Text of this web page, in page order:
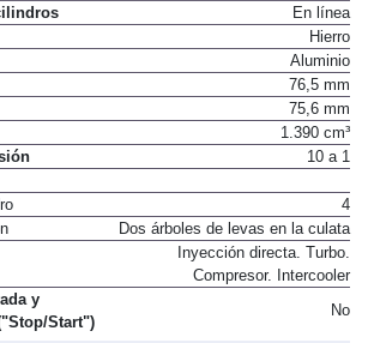
En línea
Hierro
Aluminio
76,5 mm
75,6 mm
1.390 cm³
10 a 1
4
Dos árboles de levas en la culata
Inyección directa. Turbo.
Compresor. Intercooler
y
Start")
No